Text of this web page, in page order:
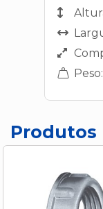
Produtos